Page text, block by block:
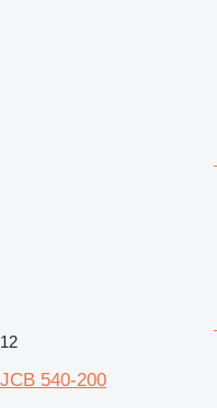
12
JCB 540-200